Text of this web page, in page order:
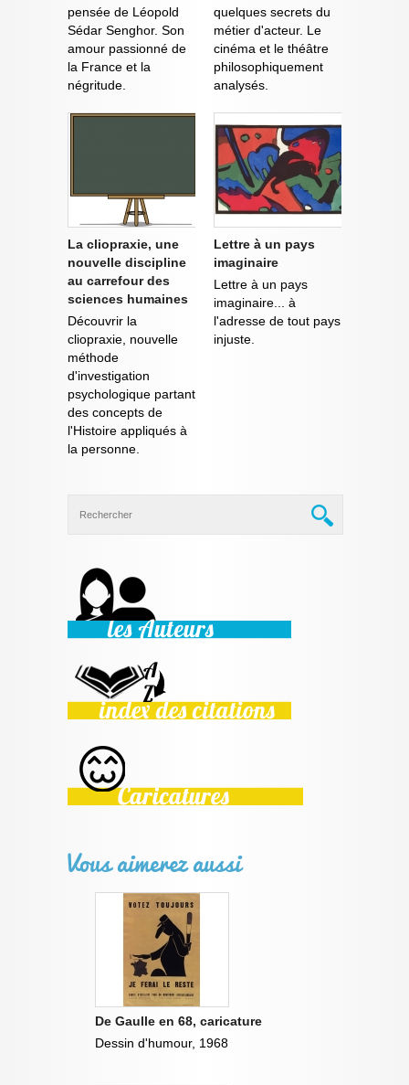
pensée de Léopold
Sédar Senghor. Son
amour passionné de
la France et la
négritude.
quelques secrets du
métier d'acteur. Le
cinéma et le théâtre
philosophiquement
analysés.
La cliopraxie, une
nouvelle discipline
au carrefour des
sciences humaines
Découvrir la
cliopraxie, nouvelle
méthode
d'investigation
psychologique partant
des concepts de
l'Histoire appliqués à
la personne.
Lettre à un pays
imaginaire
Lettre à un pays
imaginaire... à
l'adresse de tout pays
injuste.
Vous aimerez aussi
De Gaulle en 68, caricature
Dessin d'humour, 1968